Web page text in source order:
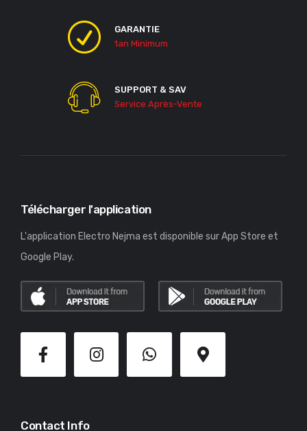
GARANTIE
1an Minimum
SUPPORT & SAV
Service Après-Vente
Télécharger l'application
L'application Electro Nejma est disponible sur App Store et
Google Play.
Contact Info